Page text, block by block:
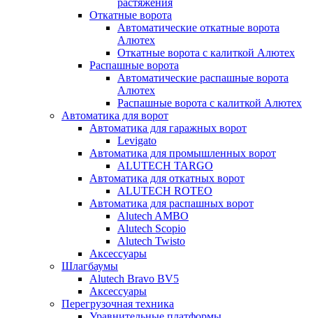
растяжения
Откатные ворота
Автоматические откатные ворота
Алютех
Откатные ворота с калиткой Алютех
Распашные ворота
Автоматические распашные ворота
Алютех
Распашные ворота с калиткой Алютех
Автоматика для ворот
Автоматика для гаражных ворот
Levigato
Автоматика для промышленных ворот
ALUTECH TARGO
Автоматика для откатных ворот
ALUTECH ROTEO
Автоматика для распашных ворот
Alutech AMBO
Alutech Scopio
Alutech Twisto
Аксессуары
Шлагбаумы
Alutech Bravo BV5
Аксессуары
Перегрузочная техника